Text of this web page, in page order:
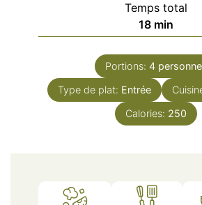
Temps total
18minutes
min
Portions: 4
Type de plat: Entrée
Calories: 250